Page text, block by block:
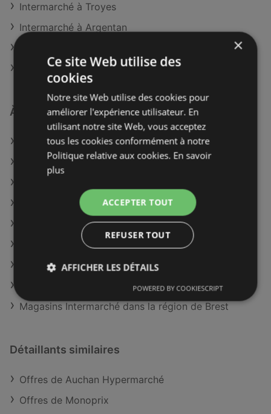
Intermarché à Troyes
Intermarché à Argentan
Intermarché à Muret
À découvrir aussi
Offres de Intermarché
Offres de Coccinelle Express
Catalogues disponible de Intermarché Hyper
Catalogues disponible de Carrefour Market
Catalogues disponible de Picard
Catalogues disponible de Cora
Catalogues disponible de Netto
Magasins Intermarché dans la région de Brest
Détaillants similaires
Offres de Auchan Hypermarché
Offres de Monoprix
×
Ce site Web utilise des
cookies
Notre site Web utilise des cookies pour
améliorer l'expérience utilisateur. En
utilisant notre site Web, vous acceptez
tous les cookies conformément à notre
Politique relative aux cookies. En savoir
plus
ACCEPTER TOUT
REFUSER TOUT
AFFICHER LES DÉTAILS
POWERED BY COOKIESCRIPT